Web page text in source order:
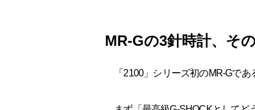
MR-Gの3針時計、そ
「2100」シリーズ初のMR-Gであ